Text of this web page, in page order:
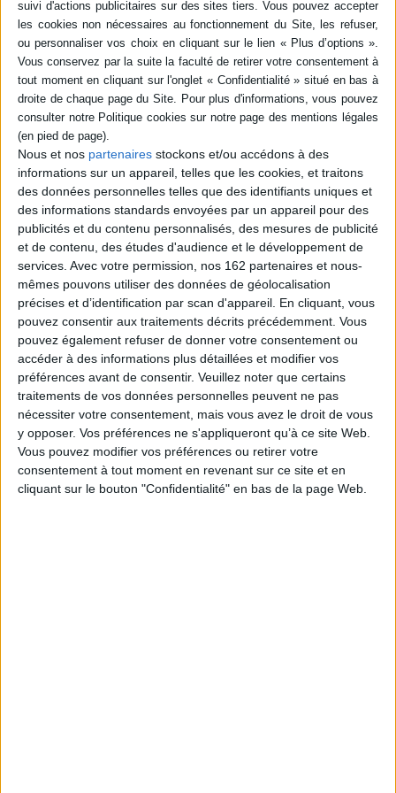
Nous et nos partenaires stockons et/ou accédons à des
informations sur un appareil, telles que les cookies, et traitons
des données personnelles telles que des identifiants uniques et
des informations standards envoyées par un appareil pour des
publicités et du contenu personnalisés, des mesures de publicité
et de contenu, des études d'audience et le développement de
services. Avec votre permission, nos 162 partenaires et nous-
mêmes pouvons utiliser des données de géolocalisation
précises et d’identification par scan d'appareil. En cliquant, vous
pouvez consentir aux traitements décrits précédemment. Vous
pouvez également refuser de donner votre consentement ou
accéder à des informations plus détaillées et modifier vos
préférences avant de consentir. Veuillez noter que certains
traitements de vos données personnelles peuvent ne pas
nécessiter votre consentement, mais vous avez le droit de vous
y opposer. Vos préférences ne s'appliqueront qu’à ce site Web.
Vous pouvez modifier vos préférences ou retirer votre
consentement à tout moment en revenant sur ce site et en
cliquant sur le bouton "Confidentialité" en bas de la page Web.
AJOUTER AU PANIER
La France de l'à-peu-près
Auteur : Nicolas Bouzou
Éditeur :Editions de l'Observatoire
de la société française, la bureaucratie et la peur
du risque, l'auteur propose des solutions pour
atteindre l'excellence, que ce soit sur le plan
économique, écologique ou sanitaire. Il prône
également la mise en place d'un système
éducatif plus exigeant. ©Electre 2026
18,00 €
Disponible chez l'éditeur
AJOUTER AU PANIER
Comprendre la monnaie avec Captain
Economics
Auteur :Thomas Renault
Éditeur :
De Boeck supérieur
Des informations pour comprendre les
origines, le fonctionnement et l'évolution de la
monnaie sur un ton décalé et vulgarisateur.
Avec quatre podcasts. ©Electre 2026
15,90 €
Disponible chez l'éditeur